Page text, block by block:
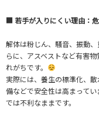
■ 若手が入りにくい理由：
解体は粉じん、騒音、振動
らに、アスベストなど有害
れがちです。
実際には、養生の標準化、
備などで安全性は高まって
では不利なままです。